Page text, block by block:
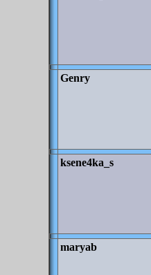
Genry
ksene4ka_s
maryab